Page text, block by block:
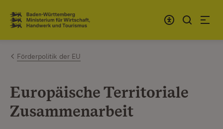
Zum Inhalt springen
Link zur Startseite
Förderpolitik der EU
Europäische Territoriale
Zusammenarbeit